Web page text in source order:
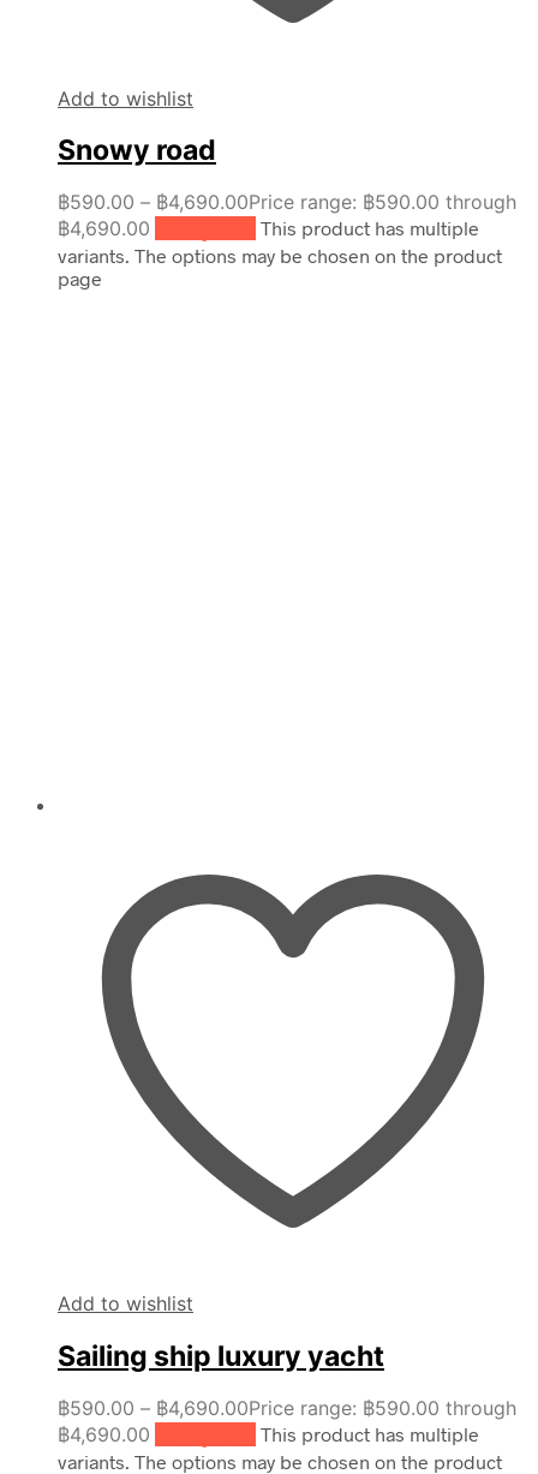
Add to wishlist
Snowy road
฿590.00 – ฿4,690.00Price range: ฿590.00 through
฿4,690.00
This product has multiple
variants. The options may be chosen on the product
page
Add to wishlist
Sailing ship luxury yacht
฿590.00 – ฿4,690.00Price range: ฿590.00 through
฿4,690.00
This product has multiple
variants. The options may be chosen on the product